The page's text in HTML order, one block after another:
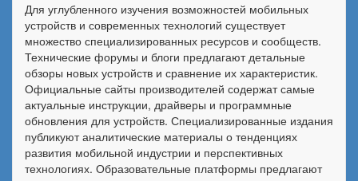
Для углубленного изучения возможностей мобильных
устройств и современных технологий существует
множество специализированных ресурсов и сообществ.
Технические форумы и блоги предлагают детальные
обзоры новых устройств и сравнение их характеристик.
Официальные сайты производителей содержат самые
актуальные инструкции, драйверы и программные
обновления для устройств. Специализированные издания
публикуют аналитические материалы о тенденциях
развития мобильной индустрии и перспективных
технологиях. Образовательные платформы предлагают